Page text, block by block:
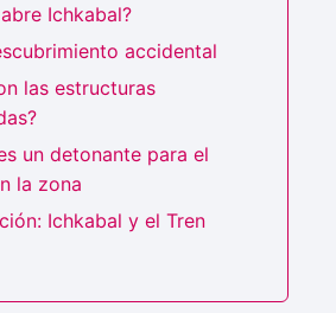
Ichkabal?
accidental
las estructuras
un detonante para el
la zona
Ichkabal y el Tren